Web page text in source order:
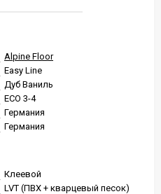
Alpine Floor
Easy Line
Дуб Ваниль
ЕСО 3-4
Германия
Германия
Клеевой
LVT (ПВХ + кварцевый песок)